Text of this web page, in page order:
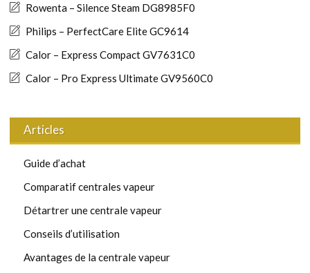
Rowenta – Silence Steam DG8985F0
Philips – PerfectCare Elite GC9614
Calor – Express Compact GV7631C0
Calor – Pro Express Ultimate GV9560C0
Articles
Guide d’achat
Comparatif centrales vapeur
Détartrer une centrale vapeur
Conseils d’utilisation
Avantages de la centrale vapeur